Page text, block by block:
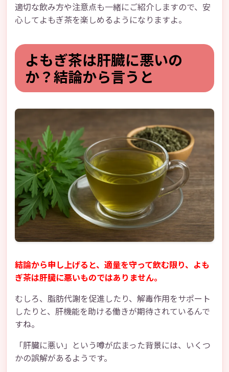
適切な飲み方や注意点も一緒にご紹介しますので、安
心してよもぎ茶を楽しめるようになりますよ。
よもぎ茶は肝臓に悪いの
か？結論から言うと
結論から申し上げると、適量を守って飲む限り、よも
ぎ茶は肝臓に悪いものではありません。
むしろ、脂肪代謝を促進したり、解毒作用をサポート
したりと、肝機能を助ける働きが期待されているんで
すね。
「肝臓に悪い」という噂が広まった背景には、いくつ
かの誤解があるようです。